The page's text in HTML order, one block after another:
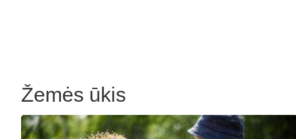
Žemės ūkis